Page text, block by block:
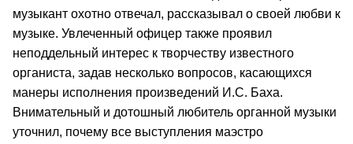
музыкант охотно отвечал, рассказывал о своей любви к
музыке. Увлеченный офицер также проявил
неподдельный интерес к творчеству известного
органиста, задав несколько вопросов, касающихся
манеры исполнения произведений И.С. Баха.
Внимательный и дотошный любитель органной музыки
уточнил, почему все выступления маэстро